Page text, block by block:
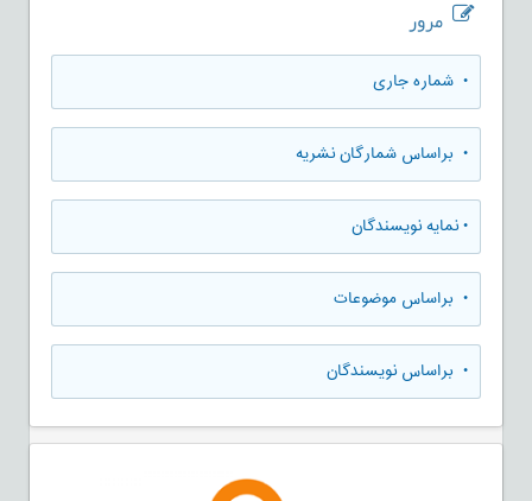
مرور
• شماره جاری
• براساس شمارگان نشریه
•نمایه نویسندگان
• براساس موضوعات
• براساس نویسندگان